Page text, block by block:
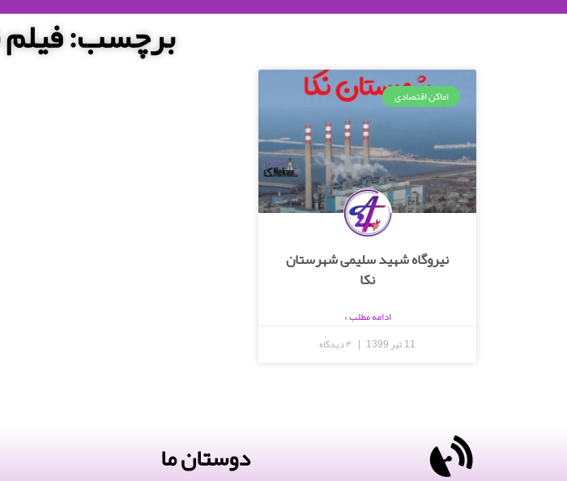
برچسب: فیلم
اماکن اقتصادی
نیروگاه شهید سلیمی شهرستان
نکا
ادامه مطلب »
11 تیر 1399
دوستان ما